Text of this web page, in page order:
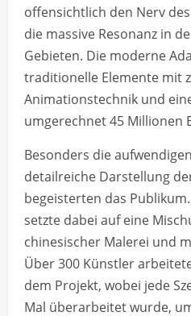
offensichtlich den Nerv
die massive Resonanz in
Gebieten. Die moderne
traditionelle Elemente mit
Animationstechnik und
umgerechnet 45 Millionen
Besonders die
detailreiche Darstellung
begeisterten das
setzte dabei auf eine
chinesischer Malerei und
Über 300 Künstler
dem Projekt, wobei jede
Mal überarbeitet wurde,